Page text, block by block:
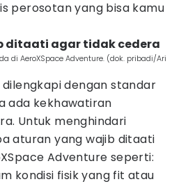
perosotan yang bisa kamu
ditaati agar tidak cedera
di AeroXSpace Adventure. (dok. pribadi/Ari
dengan standar
ada kekhawatiran
Untuk menghindari
aturan yang wajib ditaati
Adventure seperti:
kondisi fisik yang fit atau